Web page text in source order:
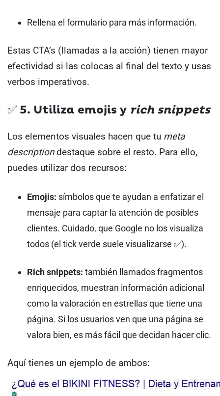
Rellena el formulario para más información.
Estas CTA’s (llamadas a la acción) tienen mayor
efectividad si las colocas al final del texto y usas
verbos imperativos.
✅ 5. Utiliza emojis y rich snippets
Los elementos visuales hacen que tu meta
descriptiondestaque sobre el resto. Para ello,
puedes utilizar dos recursos:
Emojis: símbolos que te ayudan a enfatizar el
mensaje para captar la atención de posibles
clientes. Cuidado, que Google no los visualiza
todos (el tick verde suele visualizarse ✅).
Rich snippets: también llamados fragmentos
enriquecidos, muestran información adicional
como la valoración en estrellas que tiene una
página. Si los usuarios ven que una página se
valora bien, es más fácil que decidan hacer clic.
Aquí tienes un ejemplo de ambos: